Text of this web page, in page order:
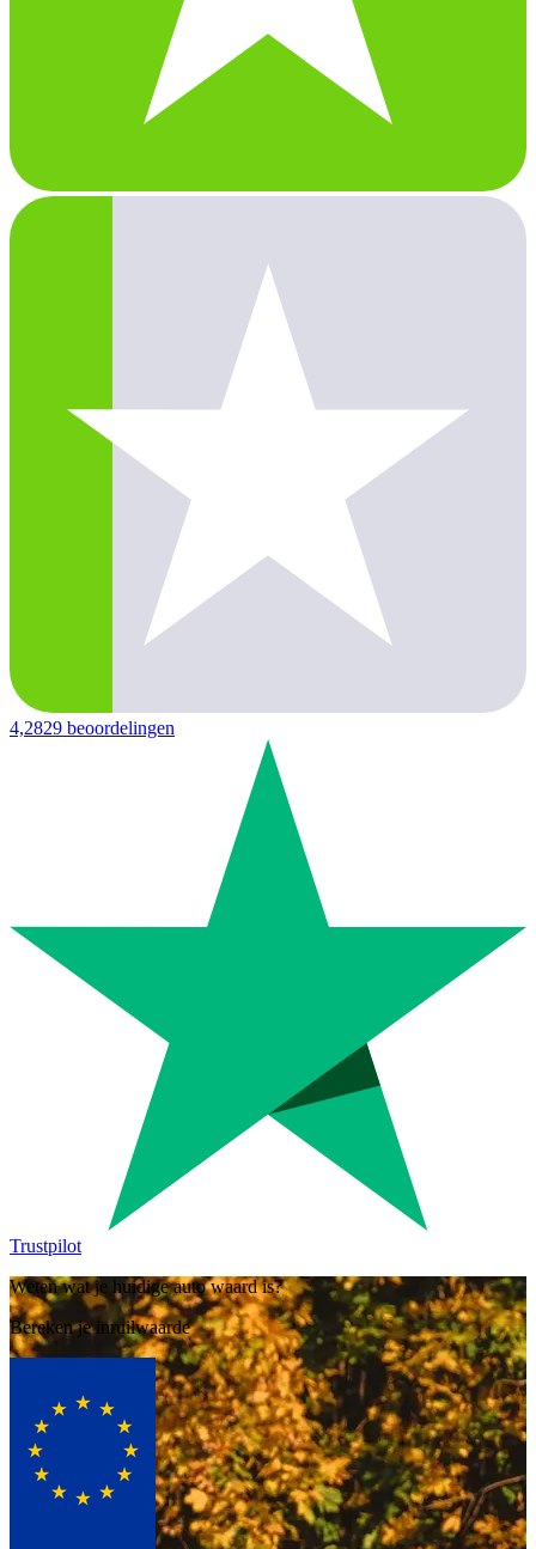
4,2829 beoordelingen
Trustpilot
Weten wat je huidige auto waard is?
Bereken je inruilwaarde